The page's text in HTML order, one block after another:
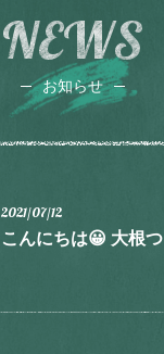
NEWS
お知らせ
2021/07/12
こんにちは😀 大根つ